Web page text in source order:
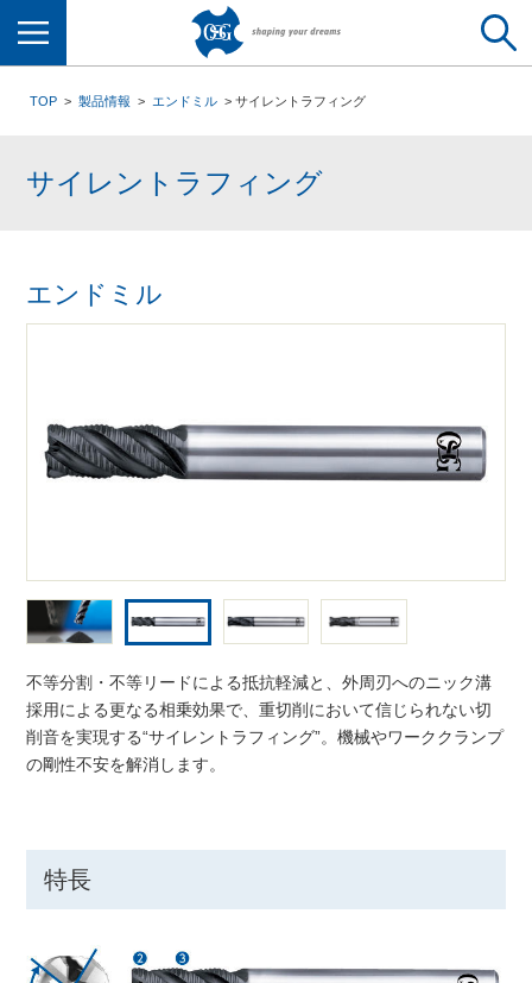
TOP 製品情報 エンドミル サイレントラフィング
サイレントラフィング
エンドミル
不等分割・不等リードによる抵抗軽減と、外周刃へのニック溝
採用による更なる相乗効果で、重切削において信じられない切
削音を実現する“サイレントラフィング”。機械やワーククランプ
の剛性不安を解消します。
特長